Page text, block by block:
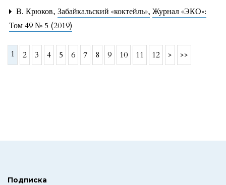
В. Крюков, Забайкальский «коктейль», Журнал «ЭКО»:
Том 49 № 5 (2019)
1 2 3 4 5 6 7 8 9 10 11 12 > >>
Подписка